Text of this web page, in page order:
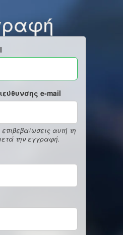
e-mail
αυτή τη
την εγγραφή.